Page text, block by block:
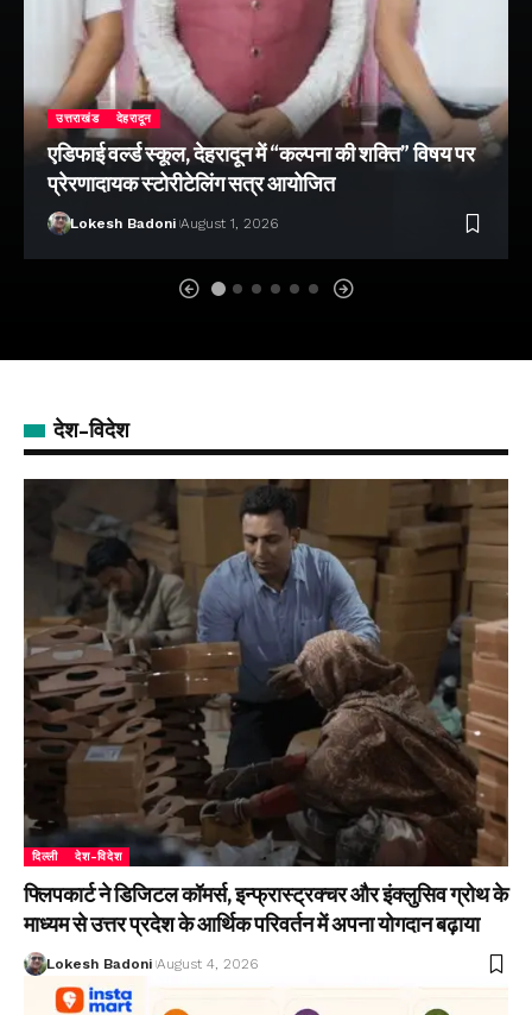
उत्तराखंड देहरादून
एडिफाई वर्ल्ड स्कूल, देहरादून में “कल्पना की शक्ति” विषय पर
प्रेरणादायक स्टोरीटेलिंग सत्र आयोजित
Lokesh Badoni August 1, 2026
देश-विदेश
दिल्ली देश-विदेश
फ्लिपकार्ट ने डिजिटल कॉमर्स, इन्फ्रास्ट्रक्चर और इंक्लुसिव ग्रोथ के
माध्यम से उत्तर प्रदेश के आर्थिक परिवर्तन में अपना योगदान बढ़ाया
Lokesh Badoni August 4, 2026